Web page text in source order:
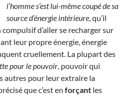
l’homme s’est lui-même coupé de sa
source d’énergie intérieure , qu’il
d’aller se recharger sur
leur propre énergie, énergie
cruellement. La plupart des
pour le pouvoir , pouvoir qui
autres pour leur extraire la
que c’est en forçant les